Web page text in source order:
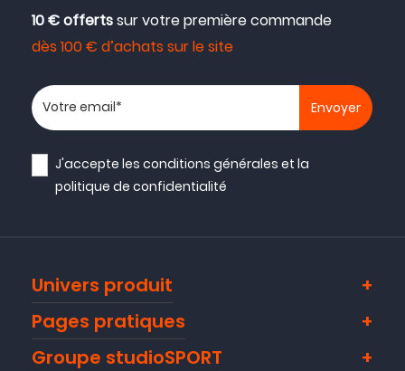
10 € offertssur votre première commande
dès 100 € d’achats sur le site
Votre adresse email
J'accepte lesconditions générales et la
politique de confidentialité
Univers produit
Pages pratiques
Groupe studioSPORT